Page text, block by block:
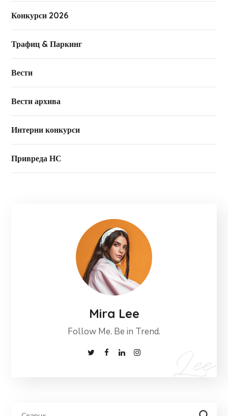
Конкурси 2026
Трафиц & Паркинг
Вести
Вести архива
Интерни конкурси
Привреда НС
Mira Lee
Follow Me. Be in Trend.